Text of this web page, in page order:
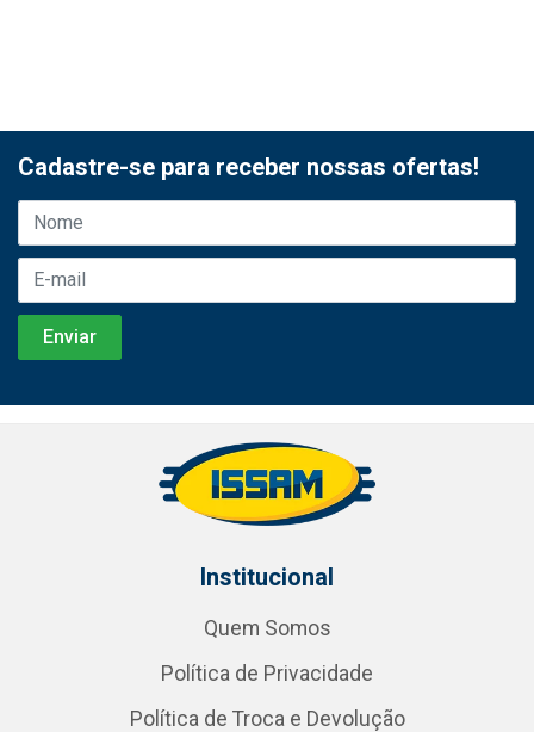
Cadastre-se para receber nossas ofertas!
Institucional
Quem Somos
Política de Privacidade
Política de Troca e Devolução